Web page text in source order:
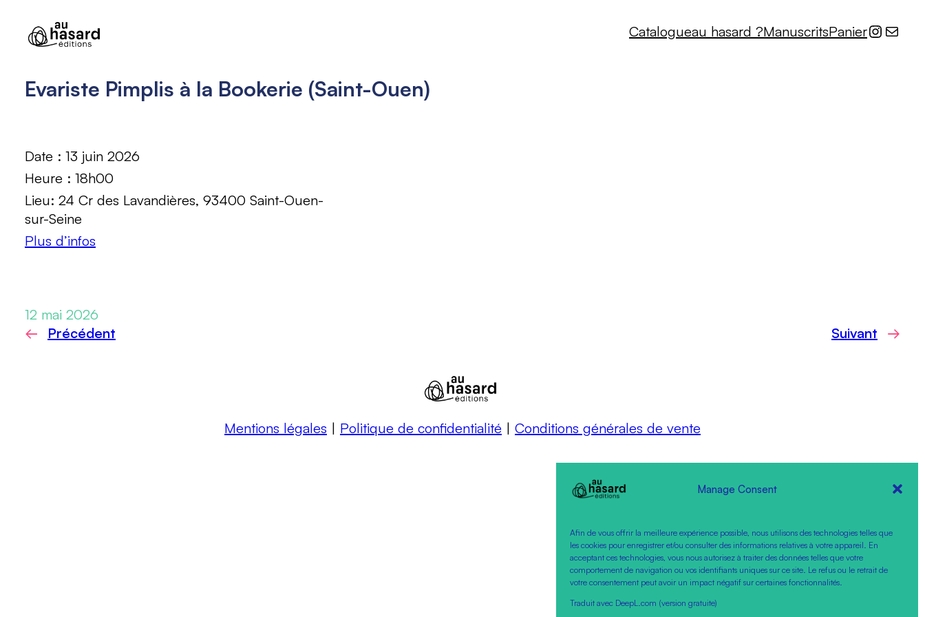
Manage Consent
Afin de vous offrir la meilleure expérience possible, nous utilisons des technologies telles que
les cookies pour enregistrer et/ou consulter des informations relatives à votre appareil. En
acceptant ces technologies, vous nous autorisez à traiter des données telles que votre
comportement de navigation ou vos identifiants uniques sur ce site. Le refus ou le retrait de
votre consentement peut avoir un impact négatif sur certaines fonctionnalités.
Traduit avec DeepL.com (version gratuite)
contenu
Catalogueau hasard ?ManuscritsPanier E-mail
Evariste Pimplis à la Bookerie (Saint-Ouen)
Date : 13 juin 2026
Heure : 18h00
Lieu: 24 Cr des Lavandières, 93400 Saint-Ouen-
sur-Seine
Plus d’infos
12 mai 2026
←
Précédent Suivant →
Mentions légales | Politique de confidentialité | Conditions générales de vente